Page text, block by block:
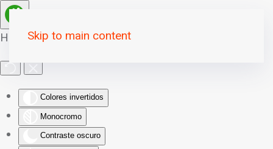
Herramientas de Accesibilidad
Colores invertidos
Monocromo
Contraste oscuro
Skip to main content